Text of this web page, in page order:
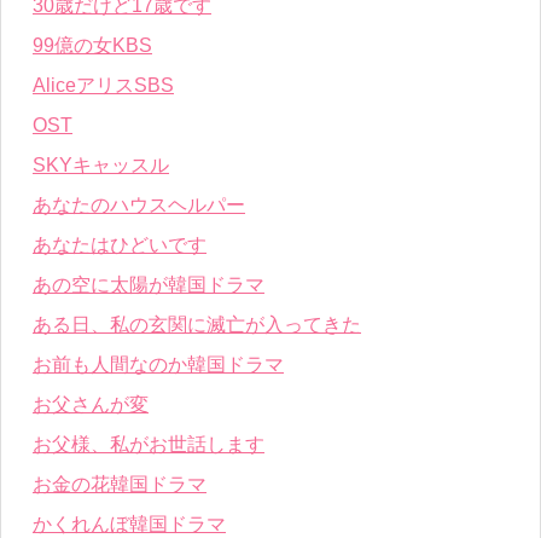
30歳だけど17歳です
99億の女KBS
AliceアリスSBS
OST
SKYキャッスル
あなたのハウスヘルパー
あなたはひどいです
あの空に太陽が韓国ドラマ
ある日、私の玄関に滅亡が入ってきた
お前も人間なのか韓国ドラマ
お父さんが変
お父様、私がお世話します
お金の花韓国ドラマ
かくれんぼ韓国ドラマ